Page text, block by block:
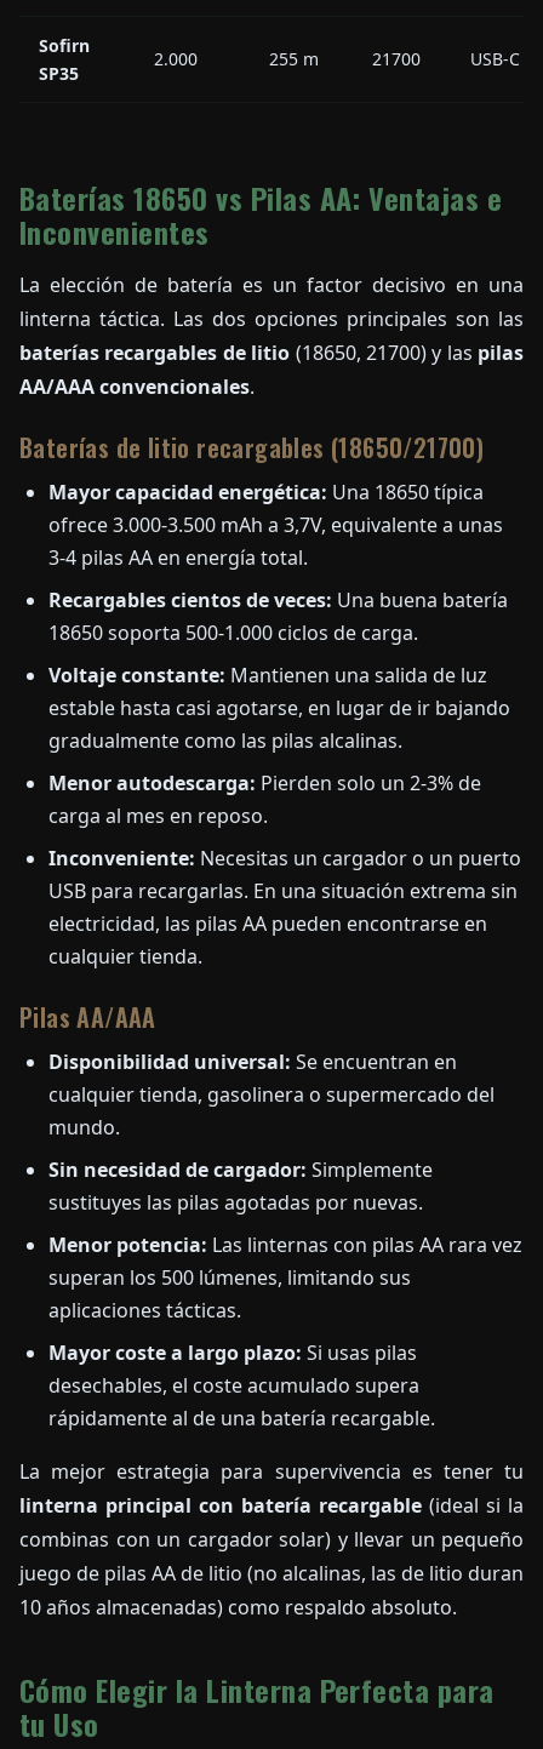
Sofirn
SP35
2.000 255 m 21700 USB-C
Baterías 18650 vs Pilas AA: Ventajas e
Inconvenientes
La elección de batería es un factor decisivo en una
linterna táctica. Las dos opciones principales son las
baterías recargables de litio (18650, 21700) y las pilas
AA/AAA convencionales.
Baterías de litio recargables (18650/21700)
Mayor capacidad energética: Una 18650 típica
ofrece 3.000-3.500 mAh a 3,7V, equivalente a unas
3-4 pilas AA en energía total.
Recargables cientos de veces: Una buena batería
18650 soporta 500-1.000 ciclos de carga.
Voltaje constante: Mantienen una salida de luz
estable hasta casi agotarse, en lugar de ir bajando
gradualmente como las pilas alcalinas.
Menor autodescarga: Pierden solo un 2-3% de
carga al mes en reposo.
Inconveniente: Necesitas un cargador o un puerto
USB para recargarlas. En una situación extrema sin
electricidad, las pilas AA pueden encontrarse en
cualquier tienda.
Pilas AA/AAA
Disponibilidad universal: Se encuentran en
cualquier tienda, gasolinera o supermercado del
mundo.
Sin necesidad de cargador: Simplemente
sustituyes las pilas agotadas por nuevas.
Menor potencia: Las linternas con pilas AA rara vez
superan los 500 lúmenes, limitando sus
aplicaciones tácticas.
Mayor coste a largo plazo: Si usas pilas
desechables, el coste acumulado supera
rápidamente al de una batería recargable.
La mejor estrategia para supervivencia es tener tu
linterna principal con batería recargable (ideal si la
combinas con un cargador solar) y llevar un pequeño
juego de pilas AA de litio (no alcalinas, las de litio duran
10 años almacenadas) como respaldo absoluto.
Cómo Elegir la Linterna Perfecta para
tu Uso